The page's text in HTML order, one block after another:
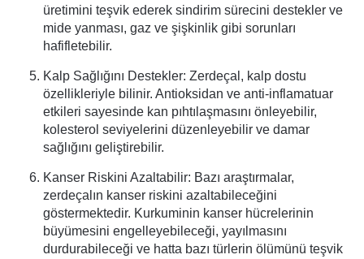
üretimini teşvik ederek sindirim sürecini destekler ve
mide yanması, gaz ve şişkinlik gibi sorunları
hafifletebilir.
Kalp Sağlığını Destekler: Zerdeçal, kalp dostu
özellikleriyle bilinir. Antioksidan ve anti-inflamatuar
etkileri sayesinde kan pıhtılaşmasını önleyebilir,
kolesterol seviyelerini düzenleyebilir ve damar
sağlığını geliştirebilir.
Kanser Riskini Azaltabilir: Bazı araştırmalar,
zerdeçalın kanser riskini azaltabileceğini
göstermektedir. Kurkuminin kanser hücrelerinin
büyümesini engelleyebileceği, yayılmasını
durdurabileceği ve hatta bazı türlerin ölümünü teşvik